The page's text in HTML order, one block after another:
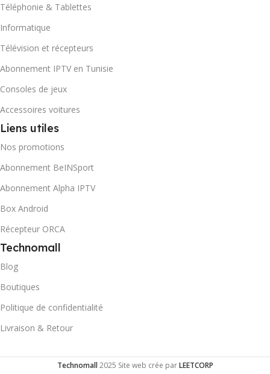
Téléphonie & Tablettes
Informatique
Télévision et récepteurs
Abonnement IPTV en Tunisie
Consoles de jeux
Accessoires voitures
Liens utiles
Nos promotions
Abonnement BeINSport
Abonnement Alpha IPTV
Box Android
Récepteur ORCA
Technomall
Blog
Boutiques
Politique de confidentialité
Livraison & Retour
Technomall 2025 Site web crée parLEETCORP